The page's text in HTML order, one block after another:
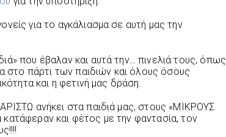
για το αγκάλιασμα σε αυτή μας την
που έβαλαν και αυτά την… πινελιά τους, όπως
στο πάρτι των παιδιών και όλους όσους
και η φετινή μας δράση.
ανήκει στα παιδιά μας, στους «ΜΙΚΡΟΥΣ
και φέτος με την φαντασία, τον